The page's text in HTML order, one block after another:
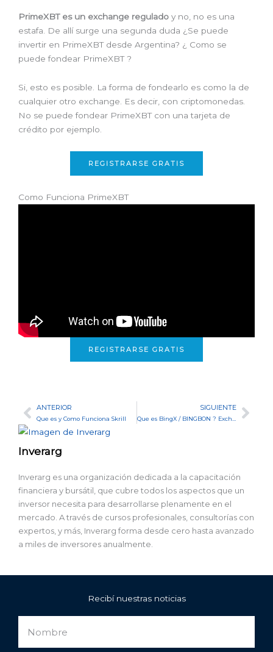
Inverarg
Inverarg es una organización dedicada a la capacitación
financiera y bursátil, que cubre todos los aspectos que un
inversor necesita para desarrollarse plenamente en el
mercado. A través de cursos profesionales, consultorías con
expertos, y más, Inverarg forma desde cero hasta avanzado
a miles de inversores anualmente.
PrimeXBT es un exchange regulado y no, no es una
estafa. De allí surge una segunda duda ¿Se puede
invertir en PrimeXBT desde Argentina? ¿ Como se
puede fondear PrimeXBT ?
Si, esto es posible. La forma de fondearlo es como la de
cualquier otro exchange. Es decir, con criptomonedas.
No se puede fondear PrimeXBT con una tarjeta de
crédito por ejemplo.
REGISTRARSE GRATIS
Como Funciona PrimeXBT
REGISTRARSE GRATIS
AntANTERIOR
Que es y Como Funciona Skrill
SIGUIENTE
Recibí nuestras noticias